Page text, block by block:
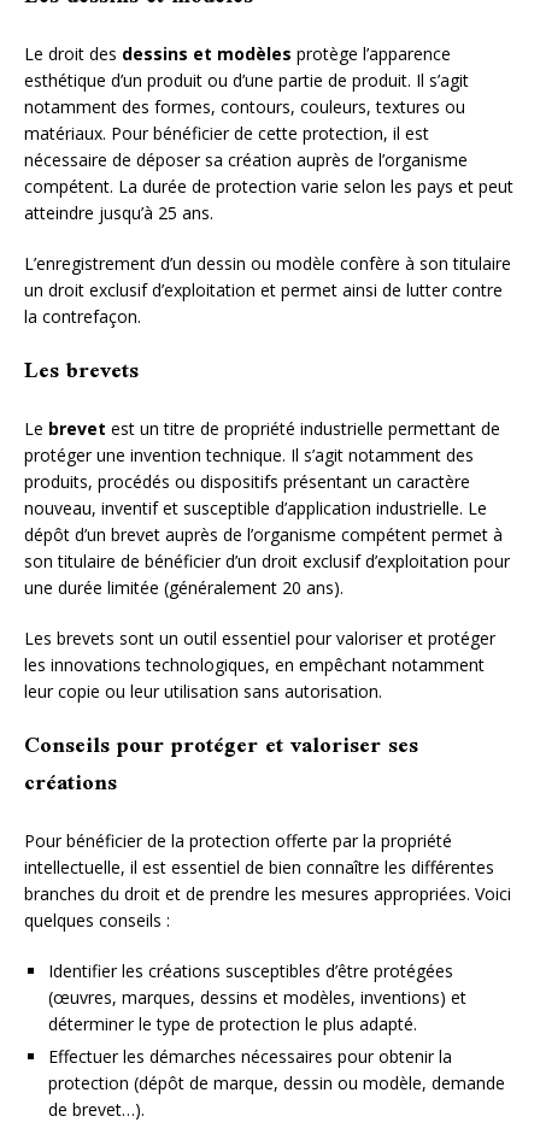
Le droit des dessins et modèles protège l’apparence
esthétique d’un produit ou d’une partie de produit. Il s’agit
notamment des formes, contours, couleurs, textures ou
matériaux. Pour bénéficier de cette protection, il est
nécessaire de déposer sa création auprès de l’organisme
compétent. La durée de protection varie selon les pays et peut
atteindre jusqu’à 25 ans.
L’enregistrement d’un dessin ou modèle confère à son titulaire
un droit exclusif d’exploitation et permet ainsi de lutter contre
la contrefaçon.
Les brevets
Le brevet est un titre de propriété industrielle permettant de
protéger une invention technique. Il s’agit notamment des
produits, procédés ou dispositifs présentant un caractère
nouveau, inventif et susceptible d’application industrielle. Le
dépôt d’un brevet auprès de l’organisme compétent permet à
son titulaire de bénéficier d’un droit exclusif d’exploitation pour
une durée limitée (généralement 20 ans).
Les brevets sont un outil essentiel pour valoriser et protéger
les innovations technologiques, en empêchant notamment
leur copie ou leur utilisation sans autorisation.
Conseils pour protéger et valoriser ses
créations
Pour bénéficier de la protection offerte par la propriété
intellectuelle, il est essentiel de bien connaître les différentes
branches du droit et de prendre les mesures appropriées. Voici
quelques conseils :
Identifier les créations susceptibles d’être protégées
(œuvres, marques, dessins et modèles, inventions) et
déterminer le type de protection le plus adapté.
Effectuer les démarches nécessaires pour obtenir la
protection (dépôt de marque, dessin ou modèle, demande
de brevet…).